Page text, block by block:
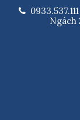
0933.537.111
Ngách